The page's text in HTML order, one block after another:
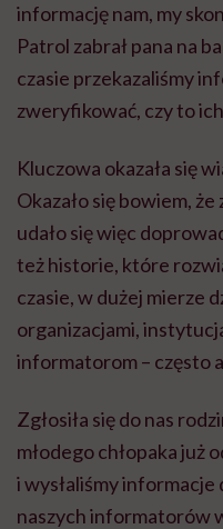
informację nam, my
Patrol zabrał pana na
czasie przekazaliśmy
zweryfikować, czy to
Kluczowa okazała się
Okazało się bowiem,
udało się więc
też historie, które
czasie, w dużej mierze
organizacjami,
informatorom – często
Zgłosiła się do nas
młodego chłopaka już
i wysłaliśmy
naszych informatorów